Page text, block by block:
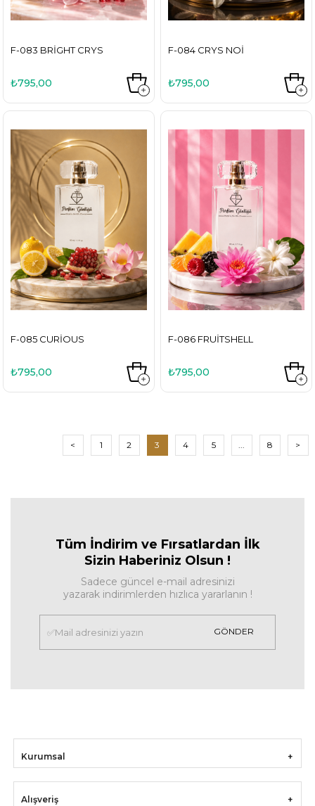
F-083 BRIGHT CRYS
₺795,00
F-084 CRYS NOI
₺795,00
F-085 CURIOUS
₺795,00
F-086 FRUITSHELL
₺795,00
< 1 2 3 4 5 ... 8 >
Tüm İndirim ve Fırsatlardan İlk
Sizin Haberiniz Olsun !
Sadece güncel e-mail adresinizi
yazarak indirimlerden hızlıca yararlanın !
GÖNDER
Kurumsal
Alışveriş